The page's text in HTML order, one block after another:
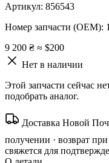
Артикул: 856543
Номер запчасти (OEM):
9 200 ₴ ≈ $200
Нет в наличии
Этой запчасти сейчас
подобрать аналог.
Доставка Новой
получении · возврат
свяжется для